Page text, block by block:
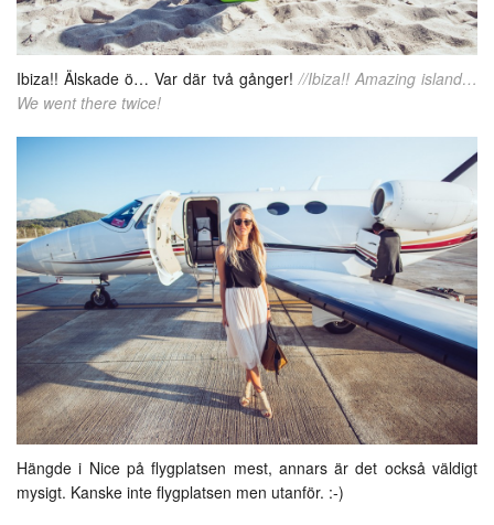
Ibiza!! Älskade ö… Var där två gånger!//Ibiza!! Amazing island…
We went there twice!
Hängde i Nice på flygplatsen mest, annars är det också väldigt
mysigt. Kanske inte flygplatsen men utanför. :-)